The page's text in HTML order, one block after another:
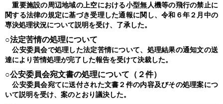
重要施設の周辺地域の上空における小型無人機等の飛行の禁止に
関する法律の規定に基づき受理した通報に関し、令和６年２月中の
専決処理状況について説明を受け、了承した。
○法定苦情の処理について
公安委員会で処理した法定苦情について、処理結果の通知文の送
達により苦情処理が完了した報告を受けて決裁した。
○公安委員会宛文書の処理について（２件）
公安委員会宛てに送付された文書２件の内容及びその処理案につ
いて説明を受け、案のとおり議決した。